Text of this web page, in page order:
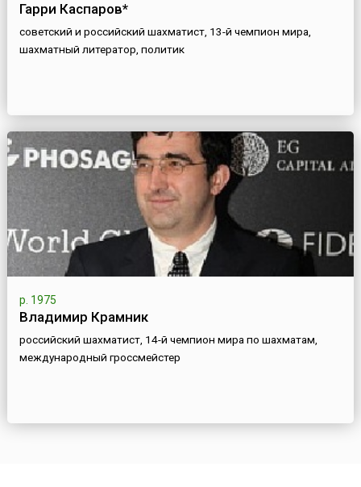
Гарри Каспаров*
советский и российский шахматист, 13-й чемпион мира,
шахматный литератор, политик
р. 1975
Владимир Крамник
российский шахматист, 14-й чемпион мира по шахматам,
международный гроссмейстер